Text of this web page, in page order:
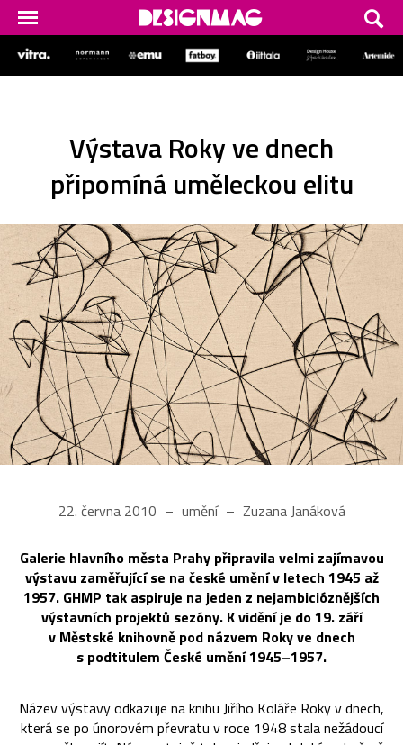
Výstava Roky ve dnech
připomíná uměleckou elitu
22. června 2010 umění Zuzana Janáková
Galerie hlavního města Prahy připravila velmi zajímavou
výstavu zaměřující se na české umění v letech 1945 až
1957. GHMP tak aspiruje na jeden z nejambicióznějších
výstavních projektů sezóny. K vidění je do 19. září
v Městské knihovně pod názvem Roky ve dnech
s podtitulem České umění 1945–1957.
Název výstavy odkazuje na knihu Jiřího Koláře Roky v dnech,
která se po únorovém převratu v roce 1948 stala nežádoucí